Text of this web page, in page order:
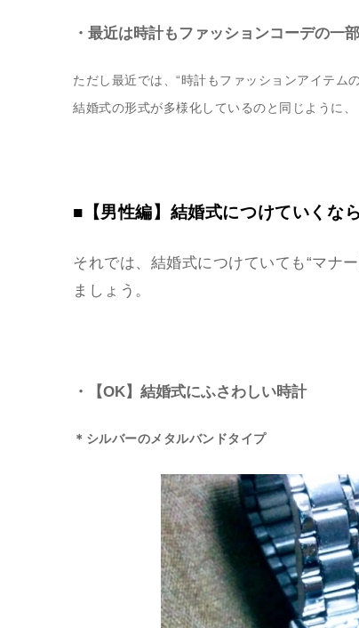
・最近は時計もファッションコーデの一
ただし最近では、“時計もファッションアイテム
結婚式の形式が多様化しているのと同じように
■【男性編】結婚式につけていくな
それでは、結婚式につけていても“マナ
ましょう。
・【OK】結婚式にふさわしい時計
＊シルバーのメタルバンドタイプ